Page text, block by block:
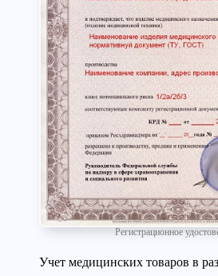
Регистрационное
Учет медицинских товаров в